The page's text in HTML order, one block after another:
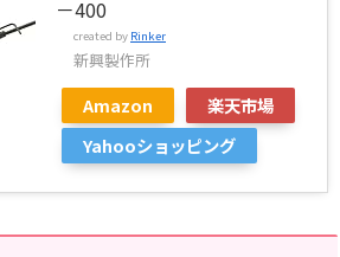
－400
created by Rinker
新興製作所
Amazon
楽天市場
Yahooショッピング